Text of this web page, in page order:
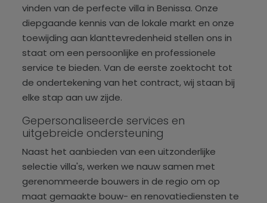
vinden van de perfecte villa in Benissa. Onze
diepgaande kennis van de lokale markt en onze
toewijding aan klanttevredenheid stellen ons in
staat om een persoonlijke en professionele
service te bieden. Van de eerste zoektocht tot
de ondertekening van het contract, wij staan bij
elke stap aan uw zijde.
Gepersonaliseerde services en
uitgebreide ondersteuning
Naast het aanbieden van een uitzonderlijke
selectie villa's, werken we nauw samen met
gerenommeerde bouwers in de regio om op
maat gemaakte bouw- en renovatiediensten te